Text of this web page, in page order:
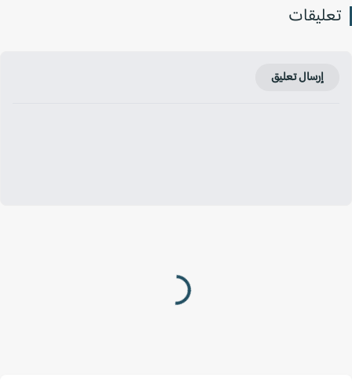
إرسال تعليق